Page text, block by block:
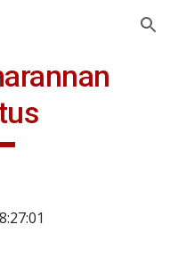
Skip to navigation